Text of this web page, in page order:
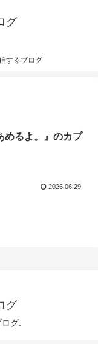
グ
するブログ
めるよ。』のカプ
2026.06.29
グ
グ.